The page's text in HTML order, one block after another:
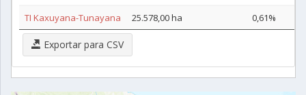
TI Kaxuyana-Tunayana
25.578,00 ha 0,61%
Exportar para CSV